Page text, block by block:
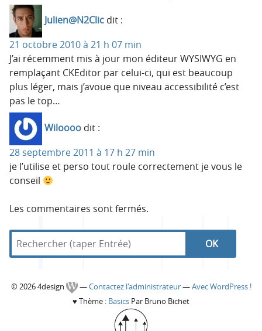
Julien@N2Clic dit :
21 octobre 2010 à 21 h 07 min
J’ai récemment mis à jour mon éditeur WYSIWYG en
remplaçant CKEditor par celui-ci, qui est beaucoup
plus léger, mais j’avoue que niveau accessibilité c’est
pas le top…
Wiloooo dit :
28 septembre 2011 à 17 h 27 min
je l’utilise et perso tout roule correctement je vous le
conseil
Les commentaires sont fermés.
R
R
e
d
4
C
© 2026 4design —Contactez l'administrateur—Avec WordPress !
♥ Thème : Basics Par Bruno Bichet